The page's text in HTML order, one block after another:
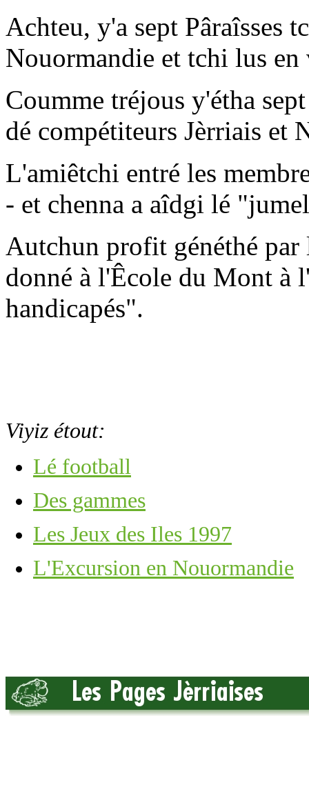
Achteu, y'a sept Pâraîsses
Nouormandie et tchi lus
Coumme tréjous y'étha
dé compétiteurs Jèrriais et
L'amiêtchi entré les
- et chenna a aîdgi lé
Autchun profit généthé par
donné à l'Êcole du Mont à
handicapés".
Viyiz étout:
Lé football
Des gammes
Les Jeux des Iles 1997
L'Excursion en Nouormandie